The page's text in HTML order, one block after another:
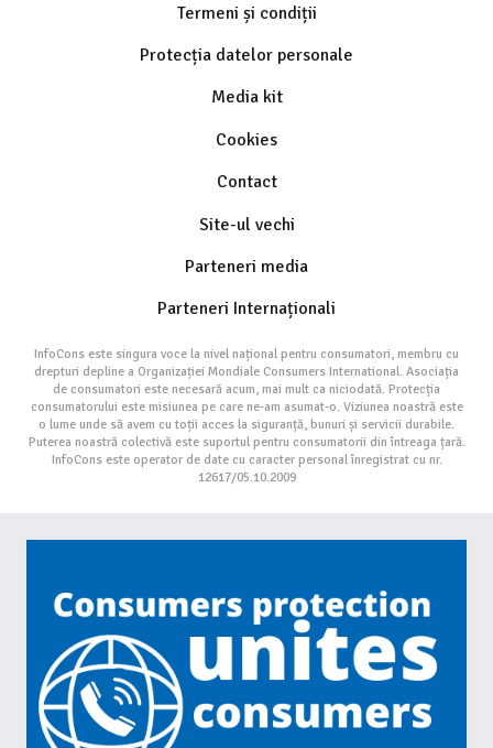
Termeni și condiții
Protecția datelor personale
Media kit
Cookies
Contact
Site-ul vechi
Parteneri media
Parteneri Internaționali
InfoCons este singura voce la nivel național pentru consumatori, membru cu
drepturi depline a Organizației Mondiale Consumers International. Asociația
de consumatori este necesară acum, mai mult ca niciodată. Protecția
consumatorului este misiunea pe care ne-am asumat-o. Viziunea noastră este
o lume unde să avem cu toții acces la siguranță, bunuri și servicii durabile.
Puterea noastră colectivă este suportul pentru consumatorii din întreaga țară.
InfoCons este operator de date cu caracter personal înregistrat cu nr.
12617/05.10.2009